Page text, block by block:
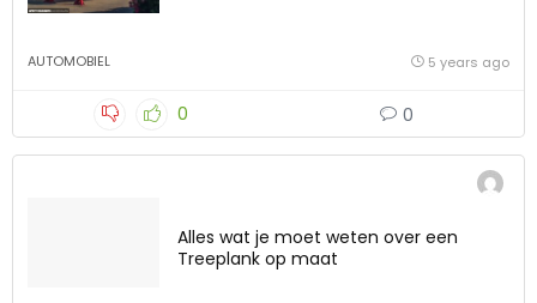
AUTOMOBIEL 5 years ago
0 0
Alles wat je moet weten over een
Treeplank op maat